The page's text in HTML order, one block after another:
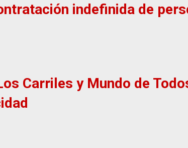
indefinida de
Carriles y Mundo de